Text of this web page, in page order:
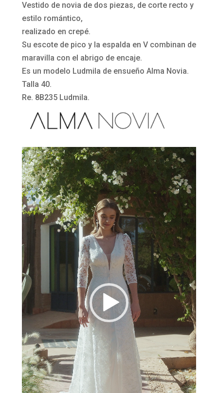
recto
8B235
Ludmila
de
Alma
Novia
cantidad
Vestido de novia de dos piezas, de corte recto y
estilo romántico,
realizado en crepé.
Su escote de pico y la espalda en V combinan de
maravilla con el abrigo de encaje.
Es un modelo Ludmila de ensueño Alma Novia.
Talla 40.
Re. 8B235 Ludmila.
Reproductor
de
vídeo